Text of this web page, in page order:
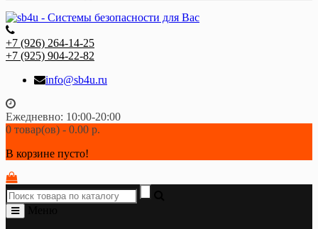
+7 (926) 264-14-25
+7 (925) 904-22-82
info@sb4u.ru
Ежедневно: 10:00-20:00
0 товар(ов) - 0.00 р.
В корзине пусто!